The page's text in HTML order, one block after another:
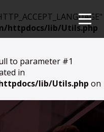
httpdocs/lib/Utils.php
to parameter #1
in
lib/Utils.php on